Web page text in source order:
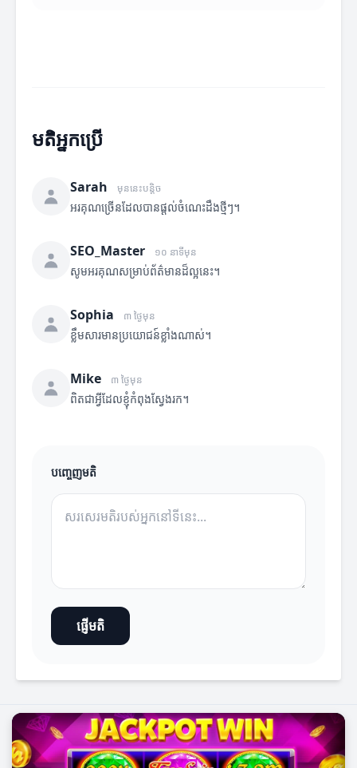
មតិអ្នកប្រើ
Sarah មុននេះបន្តិច
អរគុណច្រើនដែលបានផ្តល់ចំណេះដឹងថ្មីៗ។
SEO_Master ១០ នាទីមុន
សូមអរគុណសម្រាប់ព័ត៌មានដ៏ល្អនេះ។
Sophia ៣ ថ្ងៃមុន
ខ្លឹមសារមានប្រយោជន៍ខ្លាំងណាស់។
Mike ៣ ថ្ងៃមុន
ពិតជាអ្វីដែលខ្ញុំកំពុងស្វែងរក។
បញ្ចេញមតិ
ផ្ញើមតិ